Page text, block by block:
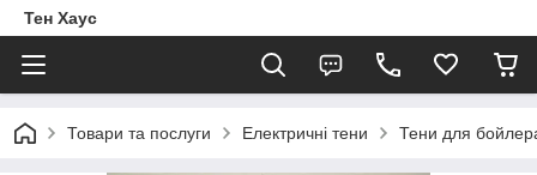
Тен Хаус
Товари та послуги Електричні тени Тени для